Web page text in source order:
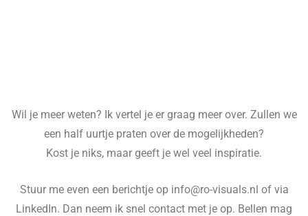
Wil je meer weten? Ik vertel je er graag meer over. Zullen we
een half uurtje praten over de mogelijkheden?
Kost je niks, maar geeft je wel veel inspiratie.
Stuur me even een berichtje op info@ro-visuals.nl of via
LinkedIn. Dan neem ik snel contact met je op. Bellen mag